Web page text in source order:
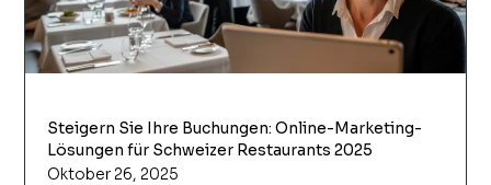
Steigern Sie Ihre Buchungen: Online-Marketing-
Lösungen für Schweizer Restaurants 2025
Oktober 26, 2025